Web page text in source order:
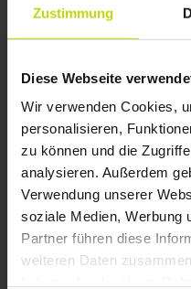
Zustimmung
Diese Webseite
Wir verwenden Cookies,
personalisieren,
zu können und die
analysieren. Außerdem
Verwendung unserer
soziale Medien, Werbung
Partner führen diese
weiteren Daten
1x Übernachtung
1x
Kaffee/Tee u.
Gratis Internet und
Aug p. P.91,-
Gesamt 182,-